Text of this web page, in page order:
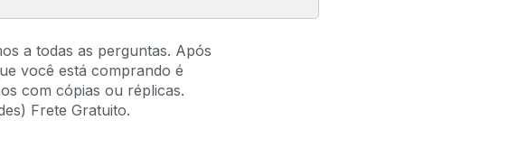
a todas as perguntas. Após
você está comprando é
com cópias ou réplicas.
Frete Gratuito.